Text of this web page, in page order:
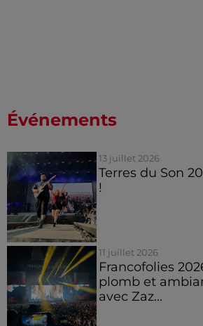
Événements
13 juillet 2026
Terres du Son
!
11 juillet 2026
Francofolies
plomb et
avec Zaz...